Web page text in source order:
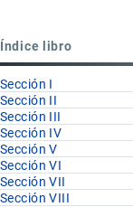
Índice libro
Sección I
Sección II
Sección III
Sección IV
Sección V
Sección VI
Sección VII
Sección VIII